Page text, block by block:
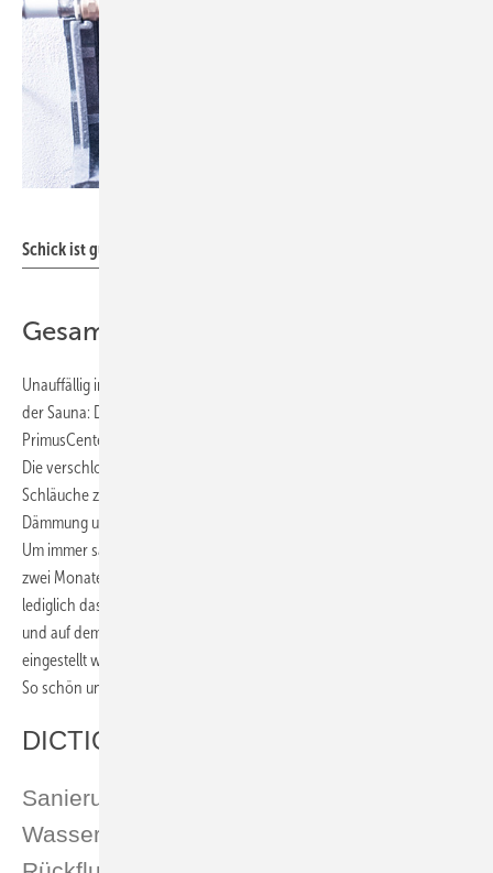
Schick ist gut, aber auch die inneren Werte müssen stimmen
Gesamtkonzept zählt
Unauffällig im Keller, Heizungs- und Hobbyraum, Partyzimmer oder in
der Sauna: Durch das solide, formschöne Design eignet sich das
PrimusCenter insbesondere für Technik- und Hauswirtschaftsräume.
Die verschlossene Verkleidung lässt keinen Blick auf Anschlüsse und
Schläuche zu. Sämtliche Technik ist dahinter untergebracht, die
Dämmung und Isolation ist gleichzeitig gewährleistet.
Um immer sauberes, hygienisch reines Wasser zu erhalten, muss alle
zwei Monate eine Rückspülung erfolgen. Zur Erinnerung muss
lediglich das Sichtfenster des Hauswassercenters geöffnet werden
und auf dem Memory-Ring der Termin für die nächste Rückspülung
eingestellt werden. Eine Rückspülautomatik ist jederzeit nachrüstbar.
So schön und aufgeräumt kann eine Wasserinstallation aussehen.
DICTIONARY
Sanierung = restauration
Wasserverbrauch = water consumption